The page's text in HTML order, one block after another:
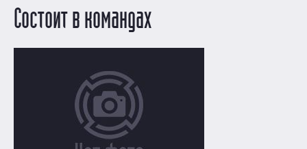
Добавить квест
Состоит в командах